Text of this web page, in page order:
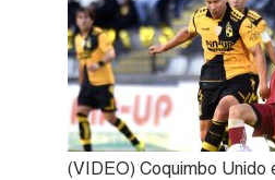
(VIDEO) Coquimbo Unido